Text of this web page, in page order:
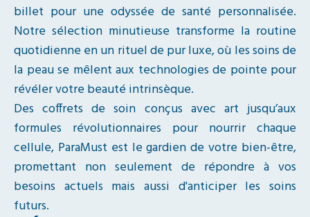
billet pour une odyssée de santé personnalisée.
Notre sélection minutieuse transforme la routine
quotidienne en un rituel de pur luxe, où les soins de
la peau se mêlent aux technologies de pointe pour
révéler votre beauté intrinsèque.
Des coffrets de soin conçus avec art jusqu’aux
formules révolutionnaires pour nourrir chaque
cellule, ParaMust est le gardien de votre bien-être,
promettant non seulement de répondre à vos
besoins actuels mais aussi d'anticiper les soins
futurs.